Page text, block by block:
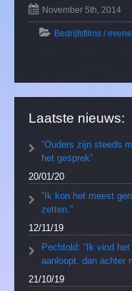
November 5th, 2014
Bedrijfsfilms /
Laatste nieuws:
“Ouders zijn steeds
het gesprek”
20/01/20
”Ik kon het meest
zetten.”
12/11/19
Pechtold: “Ik vind
aanloopt, dan achter
21/10/19